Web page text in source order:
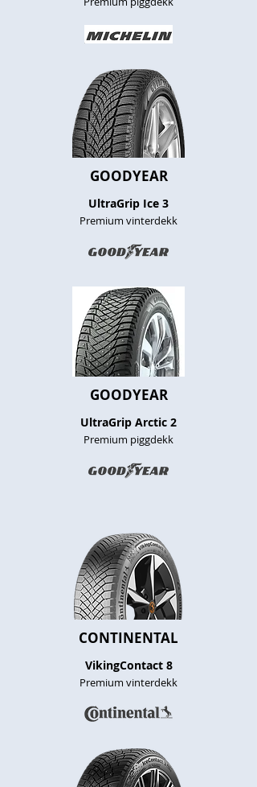
GOODYEAR
UltraGrip Ice 3
Premium vinterdekk
GOODYEAR
UltraGrip Arctic 2
Premium piggdekk
CONTINENTAL
VikingContact 8
Premium vinterdekk